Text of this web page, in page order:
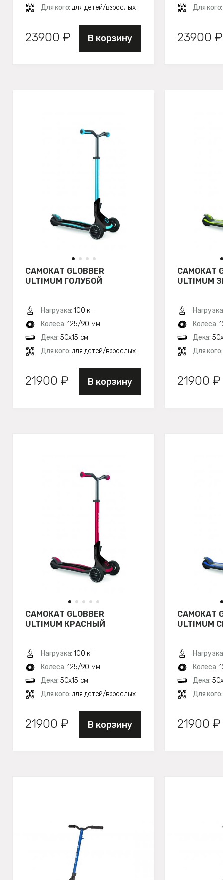
Для кого: для детей/взрослых
23900 ₽ В корзину
Для кого:
23900 ₽
САМОКАТ GLOBBER
ULTIMUM ГОЛУБОЙ
Нагрузка: 100 кг
Колеса: 125/90 мм
Дека: 50х15 см
Для кого: для детей/взрослых
21900 ₽ В корзину
САМОКАТ
ULTIMUM
Колеса:
Дека:
Для кого:
21900 ₽
САМОКАТ GLOBBER
ULTIMUM КРАСНЫЙ
Нагрузка: 100 кг
Колеса: 125/90 мм
Дека: 50х15 см
Для кого: для детей/взрослых
21900 ₽ В корзину
САМОКАТ
ULTIMUM
Колеса:
Дека:
Для кого:
21900 ₽